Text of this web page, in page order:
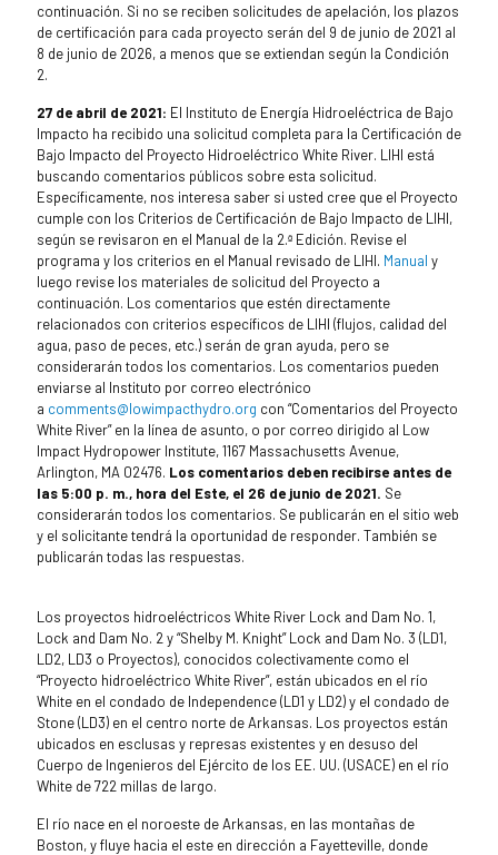
continuación. Si no se reciben solicitudes de apelación, los plazos
de certificación para cada proyecto serán del 9 de junio de 2021 al
8 de junio de 2026, a menos que se extiendan según la Condición
2.
27 de abril de 2021: El Instituto de Energía Hidroeléctrica de Bajo
Impacto ha recibido una solicitud completa para la Certificación de
Bajo Impacto del Proyecto Hidroeléctrico White River. LIHI está
buscando comentarios públicos sobre esta solicitud.
Específicamente, nos interesa saber si usted cree que el Proyecto
cumple con los Criterios de Certificación de Bajo Impacto de LIHI,
según se revisaron en el Manual de la 2.ª Edición. Revise el
programa y los criterios en el Manual revisado de LIHI. Manual y
luego revise los materiales de solicitud del Proyecto a
continuación. Los comentarios que estén directamente
relacionados con criterios específicos de LIHI (flujos, calidad del
agua, paso de peces, etc.) serán de gran ayuda, pero se
considerarán todos los comentarios. Los comentarios pueden
enviarse al Instituto por correo electrónico
a comments@lowimpacthydro.org con “Comentarios del Proyecto
White River” en la línea de asunto, o por correo dirigido al Low
Impact Hydropower Institute, 1167 Massachusetts Avenue,
Arlington, MA 02476. Los comentarios deben recibirse antes de
las 5:00 p. m., hora del Este, el 26 de junio de 2021. Se
considerarán todos los comentarios. Se publicarán en el sitio web
y el solicitante tendrá la oportunidad de responder. También se
publicarán todas las respuestas.
Los proyectos hidroeléctricos White River Lock and Dam No. 1,
Lock and Dam No. 2 y “Shelby M. Knight” Lock and Dam No. 3 (LD1,
LD2, LD3 o Proyectos), conocidos colectivamente como el
“Proyecto hidroeléctrico White River”, están ubicados en el río
White en el condado de Independence (LD1 y LD2) y el condado de
Stone (LD3) en el centro norte de Arkansas. Los proyectos están
ubicados en esclusas y represas existentes y en desuso del
Cuerpo de Ingenieros del Ejército de los EE. UU. (USACE) en el río
White de 722 millas de largo.
El río nace en el noroeste de Arkansas, en las montañas de
Boston, y fluye hacia el este en dirección a Fayetteville, donde